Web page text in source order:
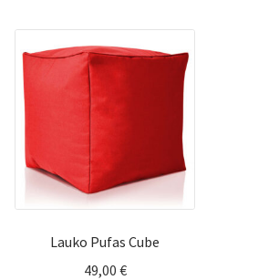
Lauko Pufas Cube
49,00 €